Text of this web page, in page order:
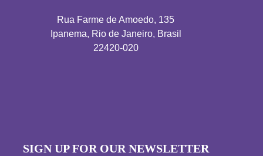
Rua Farme de Amoedo, 135
Ipanema, Rio de Janeiro, Brasil
22420-020
SIGN UP FOR OUR NEWSLETTER